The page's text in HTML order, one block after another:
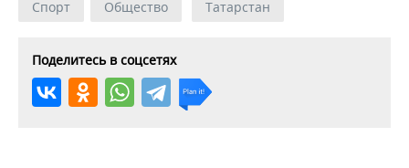
Спорт Общество Татарстан
Поделитесь в соцсетях